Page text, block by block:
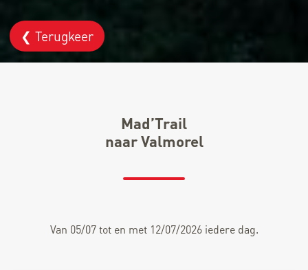
❮ Terugkeer
Mad’Trail
naar Valmorel
Van 05/07 tot en met 12/07/2026 iedere dag.